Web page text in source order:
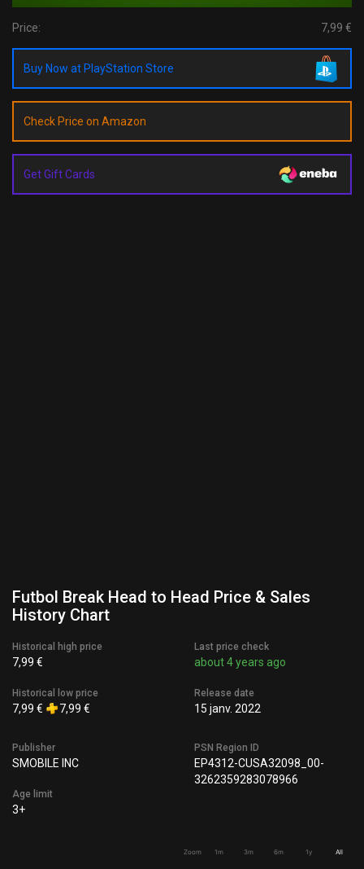
Price: 7,99 €
Buy Now at PlayStation Store
Check Price on Amazon
Get Gift Cards
Futbol Break Head to Head Price & Sales
History Chart
Historical high price
7,99 €
Historical low price
7,99 € 7,99 €
Last price check
about 4 years ago
Release date
15 janv. 2022
Publisher
SMOBILE INC
Age limit
3+
PSN Region ID
EP4312-CUSA32098_00-
3262359283078966
Zoom 1m 3m 6m 1y All